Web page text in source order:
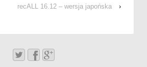
recALL 16.12 – wersja japońska ›